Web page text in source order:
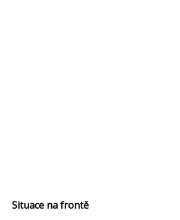
Situace na frontě